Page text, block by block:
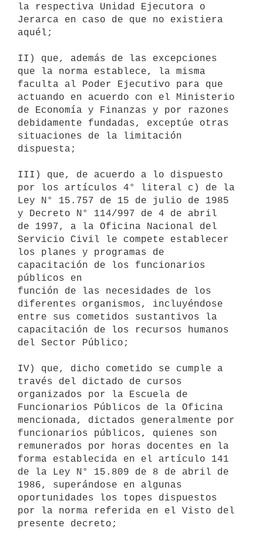
la respectiva Unidad Ejecutora o
Jerarca en caso de que no existiera
aquél;
II) que, además de las excepciones
que la norma establece, la misma
faculta al Poder Ejecutivo para que
actuando en acuerdo con el Ministerio
de Economía y Finanzas y por razones
debidamente fundadas, exceptúe otras
situaciones de la limitación
dispuesta;
III) que, de acuerdo a lo dispuesto
por los artículos 4° literal c) de la
Ley N° 15.757 de 15 de julio de 1985
y Decreto N° 114/997 de 4 de abril
de 1997, a la Oficina Nacional del
Servicio Civil le compete establecer
los planes y programas de
capacitación de los funcionarios
públicos en
función de las necesidades de los
diferentes organismos, incluyéndose
entre sus cometidos sustantivos la
capacitación de los recursos humanos
del Sector Público;
IV) que, dicho cometido se cumple a
través del dictado de cursos
organizados por la Escuela de
Funcionarios Públicos de la Oficina
mencionada, dictados generalmente por
funcionarios públicos, quienes son
remunerados por horas docentes en la
forma establecida en el artículo 141
de la Ley N° 15.809 de 8 de abril de
1986, superándose en algunas
oportunidades los topes dispuestos
por la norma referida en el Visto del
presente decreto;